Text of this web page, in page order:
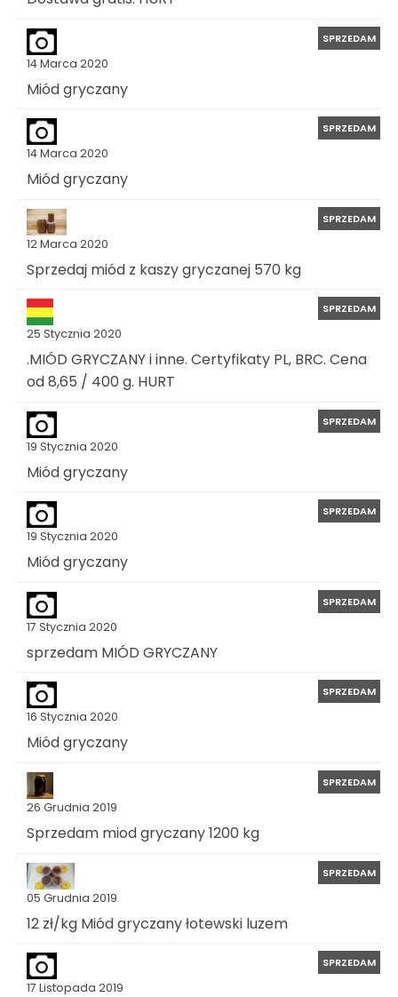
14 Marca 2020
SPRZEDAM
Miód gryczany
14 Marca 2020
SPRZEDAM
Miód gryczany
12 Marca 2020
SPRZEDAM
Sprzedaj miód z kaszy gryczanej 570 kg
25 Stycznia 2020
SPRZEDAM
.MIÓD GRYCZANY i inne. Certyfikaty PL, BRC. Cena
od 8,65 / 400 g. HURT
19 Stycznia 2020
SPRZEDAM
Miód gryczany
19 Stycznia 2020
SPRZEDAM
Miód gryczany
17 Stycznia 2020
SPRZEDAM
sprzedam MIÓD GRYCZANY
16 Stycznia 2020
SPRZEDAM
Miód gryczany
26 Grudnia 2019
SPRZEDAM
Sprzedam miod gryczany 1200 kg
05 Grudnia 2019
SPRZEDAM
12 zł/kg Miód gryczany łotewski luzem
17 Listopada 2019
SPRZEDAM